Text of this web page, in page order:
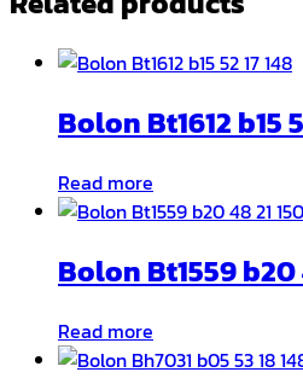
Bolon Bt1612 b15
Read more
Bolon Bt1559 b20
Read more